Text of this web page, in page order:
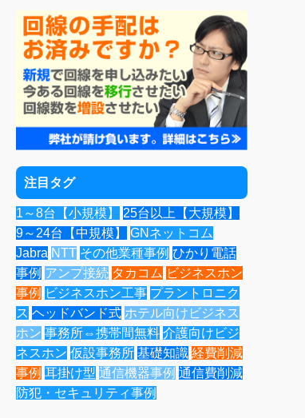
注目タグ
1～8台【小規模】
25台以上【大規模】
9～24台【中規模】
GNネットコム
Jabra NTT その他業種事例 ひかり電話
事例 アンプ接続 タカコム ビジネスホン
事例 ビジネスホン工事 プラントロニク
ス ヘッドバンド式 ホテル向けビジネス
ホン 事務所⇔携帯間無料 介護向けビジ
ネスホン 仮設事務所 基礎知識 経費削減
事例 耳掛け型 通信機器事例 通信費削減
防犯・セキュリティ事例